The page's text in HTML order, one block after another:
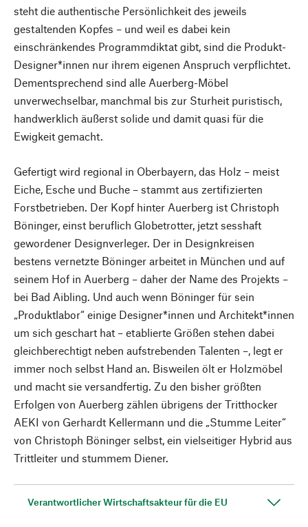
steht die authentische Persönlichkeit des jeweils
gestaltenden Kopfes – und weil es dabei kein
einschränkendes Programmdiktat gibt, sind die Produkt-
Designer*innen nur ihrem eigenen Anspruch verpflichtet.
Dementsprechend sind alle Auerberg-Möbel
unverwechselbar, manchmal bis zur Sturheit puristisch,
handwerklich äußerst solide und damit quasi für die
Ewigkeit gemacht.
Gefertigt wird regional in Oberbayern, das Holz – meist
Eiche, Esche und Buche – stammt aus zertifizierten
Forstbetrieben. Der Kopf hinter Auerberg ist Christoph
Böninger, einst beruflich Globetrotter, jetzt sesshaft
gewordener Designverleger. Der in Designkreisen
bestens vernetzte Böninger arbeitet in München und auf
seinem Hof in Auerberg – daher der Name des Projekts –
bei Bad Aibling. Und auch wenn Böninger für sein
„Produktlabor“ einige Designer*innen und Architekt*innen
um sich geschart hat – etablierte Größen stehen dabei
gleichberechtigt neben aufstrebenden Talenten –, legt er
immer noch selbst Hand an. Bisweilen ölt er Holzmöbel
und macht sie versandfertig. Zu den bisher größten
Erfolgen von Auerberg zählen übrigens der Tritthocker
AEKI von Gerhardt Kellermann und die „Stumme Leiter“
von Christoph Böninger selbst, ein vielseitiger Hybrid aus
Trittleiter und stummem Diener.
Verantwortlicher Wirtschaftsakteur für die EU